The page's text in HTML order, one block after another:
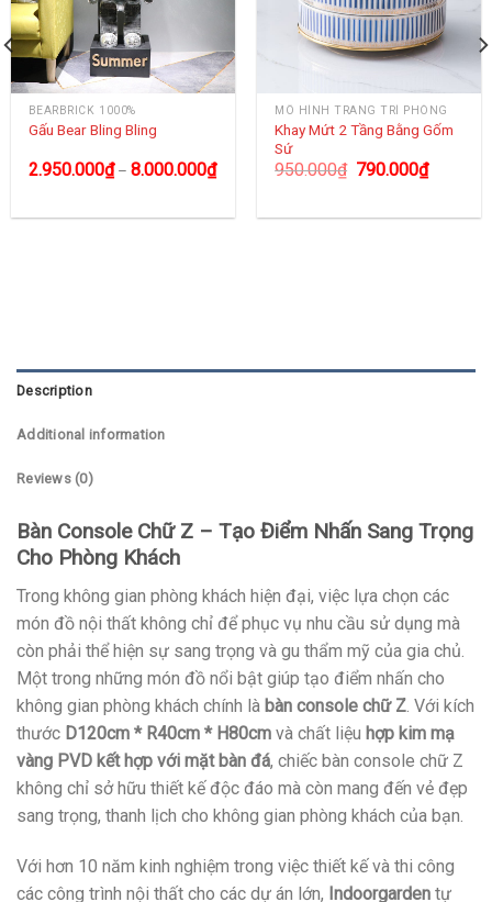
BEARBRICK 1000%
Gấu Bear Bling Bling
2.950.000₫– 8.000.000₫
MÔ HÌNH TRANG TRÍ PHÒNG
Khay Mứt 2 Tầng Bằng Gốm
Sứ
950.000₫ 790.000₫
Description
Additional information
Reviews (0)
Bàn Console Chữ Z – Tạo Điểm Nhấn Sang Trọng
Cho Phòng Khách
Trong không gian phòng khách hiện đại, việc lựa chọn các
món đồ nội thất không chỉ để phục vụ nhu cầu sử dụng mà
còn phải thể hiện sự sang trọng và gu thẩm mỹ của gia chủ.
Một trong những món đồ nổi bật giúp tạo điểm nhấn cho
không gian phòng khách chính là bàn console chữ Z. Với kích
thước D120cm * R40cm * H80cm và chất liệu hợp kim mạ
vàng PVD kết hợp với mặt bàn đá, chiếc bàn console chữ Z
không chỉ sở hữu thiết kế độc đáo mà còn mang đến vẻ đẹp
sang trọng, thanh lịch cho không gian phòng khách của bạn.
Với hơn 10 năm kinh nghiệm trong việc thiết kế và thi công
các công trình nội thất cho các dự án lớn, Indoorgarden tự